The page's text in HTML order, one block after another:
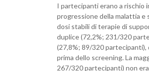
I partecipanti erano a rischio
progressione della malattia e
dosi stabili di terapie di
duplice (72,2%; 231/320
(27,8%; 89/320 partecipanti),
prima dello screening. La
267/320 partecipanti) non